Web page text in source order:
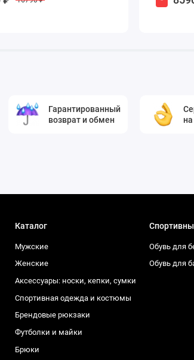
Гарантированный
возврат и обмен
Каталог
Мужские
Женские
Аксессуары: носки, кепки, сумки
Спортивная одежда и костюмы
Брендовые рюкзаки
Футболки и майки
Брюки
Обувь для
Обувь для